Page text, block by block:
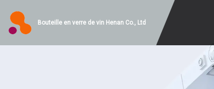
Bouteille en verre de vin Henan Co., Ltd